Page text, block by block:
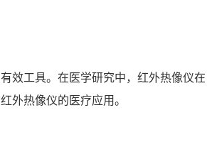
效工具。在医学研究中，红外热像仪在
外热像仪的医疗应用。